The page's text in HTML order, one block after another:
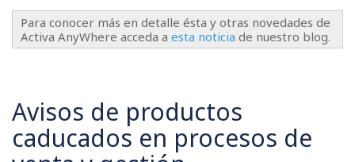
Para conocer más en detalle ésta y otras novedades de
Activa AnyWhere acceda a esta noticia de nuestro blog.
Avisos de productos
caducados en procesos de